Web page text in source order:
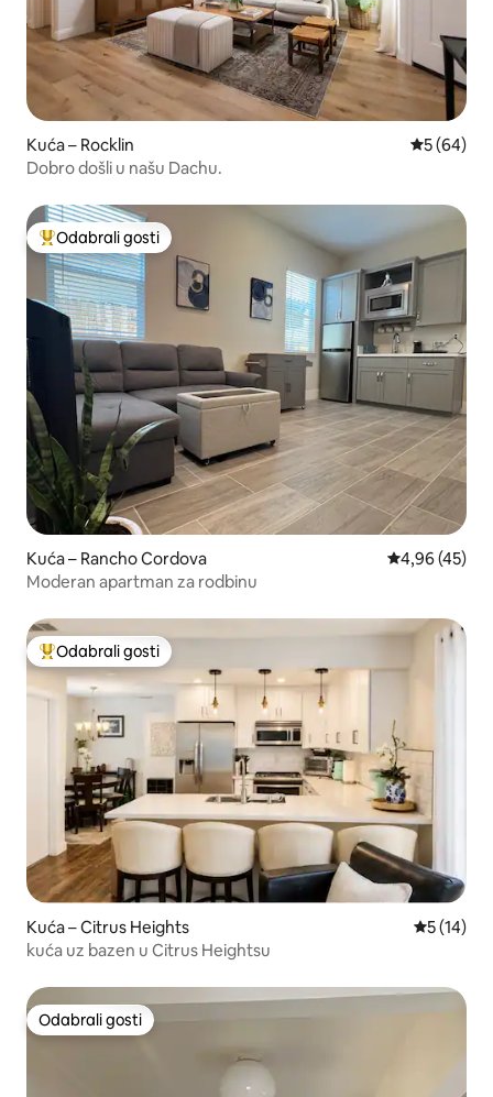
Kuća – Rocklin Prosječna
5 (64)
Dobro došli u našu Dachu.
Među najviše rangiranima s oznakom „Odabrali gosti”
Odabrali gosti
Kuća – Rancho Cordova Prosječna
4,96 (45)
Moderan apartman za rodbinu
Među najviše rangiranima s oznakom „Odabrali gosti”
Odabrali gosti
Kuća – Citrus Heights Prosječna
5 (14)
kuća uz bazen u Citrus Heightsu
Odabrali gosti
Odabrali gosti